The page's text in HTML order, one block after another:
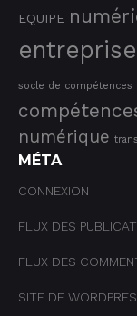
EQUIPE
socle de compétences
numérique
MÉTA
CONNEXION
FLUX DES
FLUX DES
SITE DE